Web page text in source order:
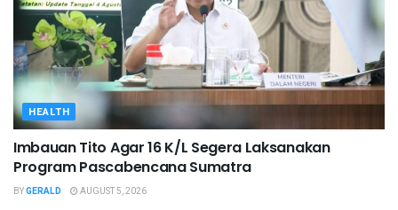
HEALTH
Imbauan Tito Agar 16 K/L Segera Laksanakan
Program Pascabencana Sumatra
BYGERALD AUGUST 5, 2026